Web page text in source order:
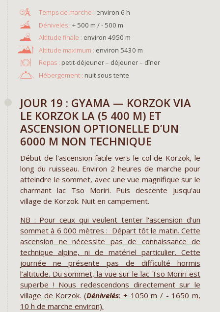
environ 6 h
+ 500 m / - 500 m
environ 4950 m
environ 5430 m
Repas : petit-déjeuner – déjeuner – dîner
Hébergement : nuit sous tente
JOUR 19 : GYAMA — KORZOK VIA
LE KORZOK LA (5 400 M) ET
ASCENSION OPTIONELLE D’UN
6000 M NON TECHNIQUE
Début de l'ascension facile vers le col de Korzok, le
long du ruisseau. Environ 2 heures de marche pour
atteindre le sommet, avec une vue magnifique sur le
charmant lac Tso Moriri. Puis descente jusqu'au
village de Korzok. Nuit en campement.
NB : Pour ceux qui veulent tenter l'ascension d'un
sommet à 6 000 mètres : Départ tôt le matin. Cette
ascension ne nécessite pas de connaissance de
technique alpine, ni de matériel particulier. Cette
journée ne présente pas de difficulté hormis
l’altitude. Du sommet, la vue sur le lac Tso Moriri est
superbe ! Nous redescendons directement sur le
village de Korzok. (Dénivelés: + 1050 m / - 1650 m,
10 h de marche environ).